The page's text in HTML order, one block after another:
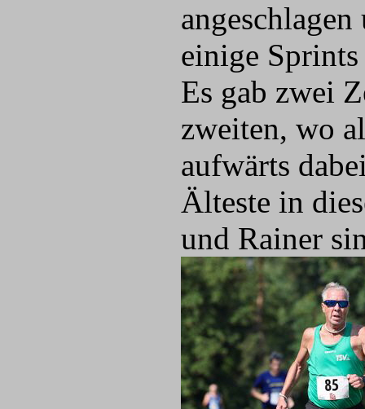
einige
Es gab zwei
zweiten, wo
aufwärts
Älteste in
und Rainer